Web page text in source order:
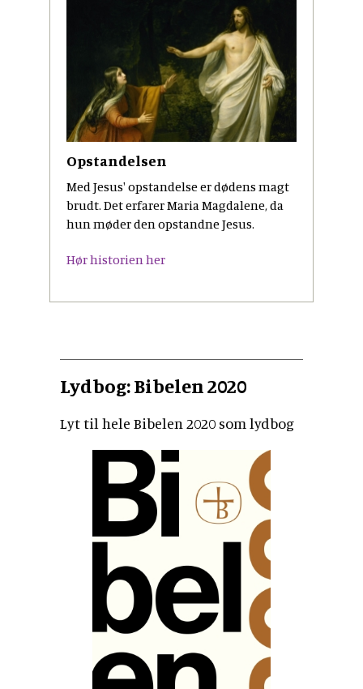
Opstandelsen
Med Jesus' opstandelse er dødens magt
brudt. Det erfarer Maria Magdalene, da
hun møder den opstandne Jesus.
Hør historien her
Lydbog: Bibelen 2020
Lyt til hele Bibelen 2020 som lydbog